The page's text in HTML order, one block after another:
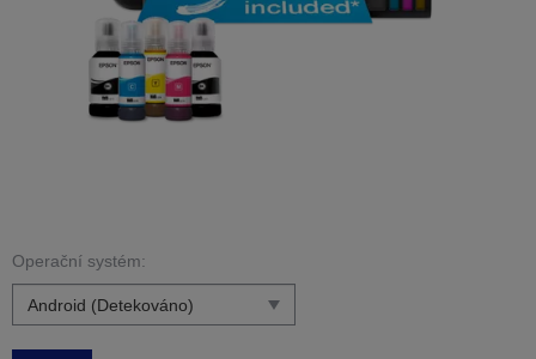
Operační systém: